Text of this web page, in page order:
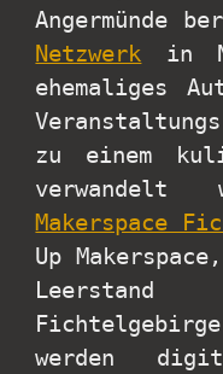
Angermünde
Netzwerk in
ehemaliges
zu einem
Makerspace
Up
werden